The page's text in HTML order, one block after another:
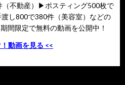
不動産）▶ポスティング500枚で
し800で380件（美容室）などの
間限定で無料の動画を公開中！
動画を見る <<